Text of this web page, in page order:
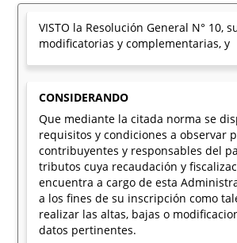
VISTO la Resolución General N° 10,
modificatorias y complementarias, y
CONSIDERANDO
Que mediante la citada norma se
requisitos y condiciones a observar
contribuyentes y responsables del
tributos cuya recaudación y
encuentra a cargo de esta
a los fines de su inscripción como
realizar las altas, bajas o
datos pertinentes.